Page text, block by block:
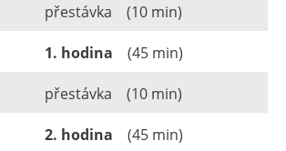
přestávka (10 min)
1. hodina (45 min)
přestávka (10 min)
2. hodina (45 min)